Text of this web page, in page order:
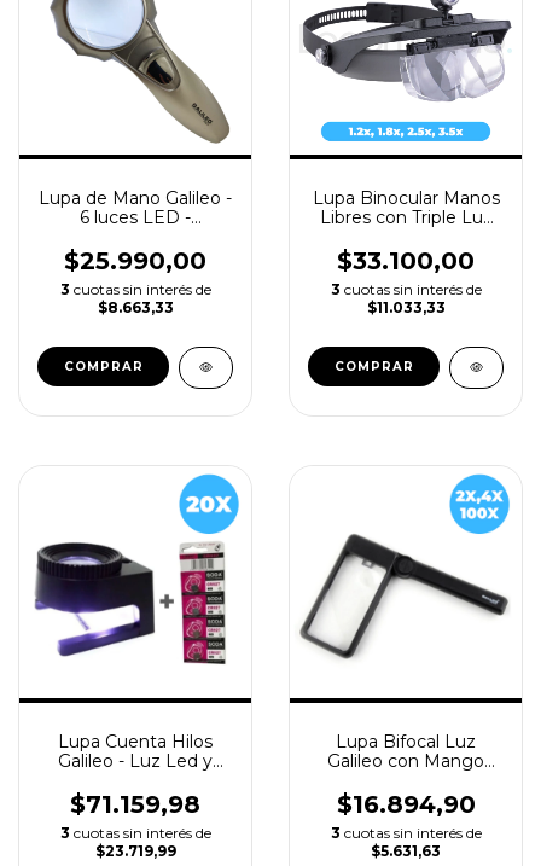
Lupa de Mano Galileo -
6 luces LED -
$25.990,00
3 cuotas sin interés de
$8.663,33
Lupa Binocular Manos
Libres con Triple Luz
$33.100,00
3 cuotas sin interés de
$11.033,33
Lupa Cuenta Hilos
Galileo - Luz Led y
Pilas
$71.159,98
3 cuotas sin interés de
$23.719,99
Lupa Bifocal Luz
Galileo con Mango
$16.894,90
3 cuotas sin interés de
$5.631,63